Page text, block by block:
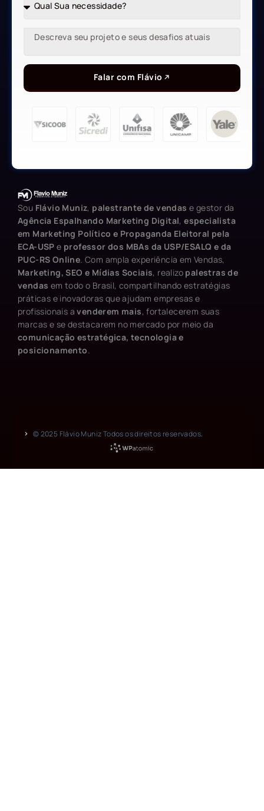
Falar com Flávio
Sou Flávio Muniz, palestrante de vendas e gestor da
Agência Espalhando Marketing Digital,especialista
em Marketing Político e Propaganda Eleitoral pela
ECA-USP e professor dos MBAs da USP/ESALQ e da
PUC-RS Online. Com ampla experiência em Vendas,
Marketing, SEO e Mídias Sociais, realizo palestras de
vendas em todo o Brasil, compartilhando estratégias
práticas e inovadoras que ajudam empresas e
profissionais avenderem mais, fortalecerem suas
marcas e se destacarem no mercado por meio da
comunicação estratégica, tecnologia e
posicionamento.
© 2025 Flávio Muniz Todos os direitos reservados.